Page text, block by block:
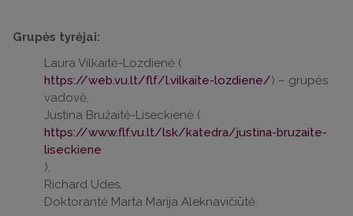
Grupės tyrėjai:
Laura Vilkaitė-Lozdienė (
https://web.vu.lt/flf/l.vilkaite-lozdiene/) – grupės
vadovė,
Justina Bružaitė-Liseckienė (
https://www.flf.vu.lt/lsk/katedra/justina-bruzaite-
liseckiene
),
Richard Udes,
Doktorantė Marta Marija Aleknavičiūtė.